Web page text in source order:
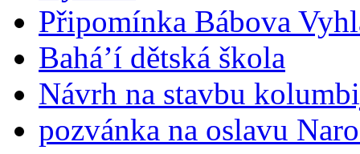
Připomínka Bábova
Bahá’í dětská škola
Návrh na stavbu
pozvánka na oslavu